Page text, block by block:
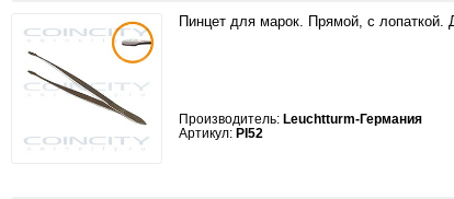
Пинцет для марок. Прямой, с лопаткой.
Производитель: Leuchtturm-Германия
Артикул: PI52